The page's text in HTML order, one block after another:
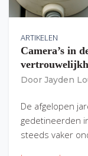
ARTIKELEN
Camera’s in
Door Jayden
De afgelopen
gedetineerden
steeds vaker